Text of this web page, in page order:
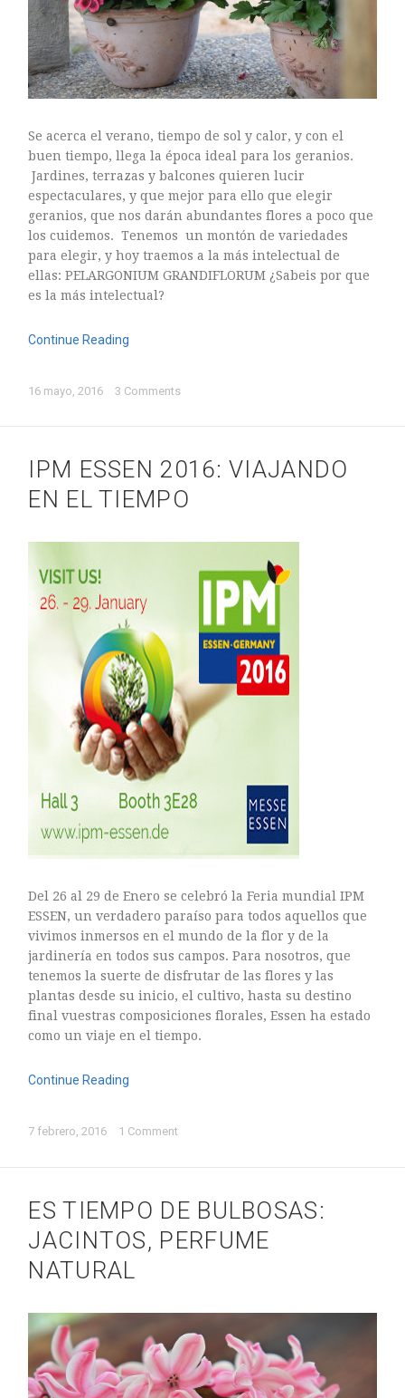
Se acerca el verano, tiempo de sol y calor, y con el
buen tiempo, llega la época ideal para los geranios.
Jardines, terrazas y balcones quieren lucir
espectaculares, y que mejor para ello que elegir
geranios, que nos darán abundantes flores a poco que
los cuidemos. Tenemos un montón de variedades
para elegir, y hoy traemos a la más intelectual de
ellas: PELARGONIUM GRANDIFLORUM ¿Sabeis por que
es la más intelectual?
Continue Reading
16 mayo, 2016 3 Comments
IPM ESSEN 2016: VIAJANDO
EN EL TIEMPO
Del 26 al 29 de Enero se celebró la Feria mundial IPM
ESSEN, un verdadero paraíso para todos aquellos que
vivimos inmersos en el mundo de la flor y de la
jardinería en todos sus campos. Para nosotros, que
tenemos la suerte de disfrutar de las flores y las
plantas desde su inicio, el cultivo, hasta su destino
final vuestras composiciones florales, Essen ha estado
como un viaje en el tiempo.
Continue Reading
7 febrero, 2016 1 Comment
ES TIEMPO DE BULBOSAS:
JACINTOS, PERFUME
NATURAL